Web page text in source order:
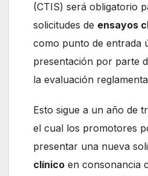
(CTIS) será obligatorio
solicitudes de ensayos
como punto de entrada
presentación por parte
la evaluación
Esto sigue a un año de
el cual los promotores
presentar una nueva
clínico en consonancia